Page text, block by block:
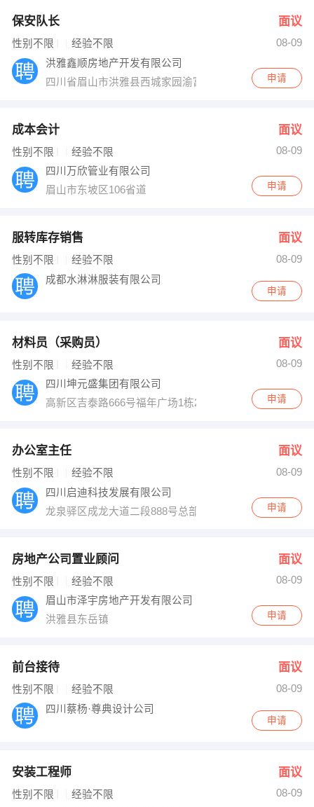
保安队长 面议
性别不限 经验不限
08-09
洪雅鑫顺房地产开发有限公司
四川省眉山市洪雅县西城家园渝富桥
申请
成本会计 面议
性别不限 经验不限
08-09
四川万欣管业有限公司
眉山市东坡区106省道
申请
服转库存销售 面议
性别不限 经验不限
08-09
成都水淋淋服装有限公司
申请
材料员（采购员） 面议
性别不限 经验不限
08-09
四川坤元盛集团有限公司
高新区吉泰路666号福年广场1栋2406
申请
办公室主任 面议
性别不限 经验不限
08-09
四川启迪科技发展有限公司
龙泉驿区成龙大道二段888号总部经济港G1，G2申请
房地产公司置业顾问 面议
性别不限 经验不限
08-09
眉山市泽宇房地产开发有限公司
洪雅县东岳镇
申请
前台接待 面议
性别不限 经验不限
08-09
四川蔡杨·尊典设计公司
申请
安装工程师 面议
性别不限 经验不限
08-09